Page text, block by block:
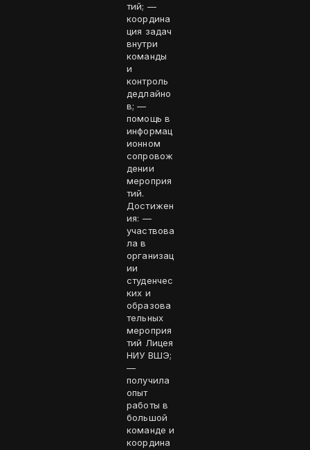
тий; —
координа
ция задач
внутри
команды
и
контроль
дедлайно
в; —
помощь в
информац
ионном
сопровож
дении
мероприя
тий.
Достижен
ия: —
участвова
ла в
организац
ии
студенчес
ких и
образова
тельных
мероприя
тий Лицея
НИУ ВШЭ;
—
получила
опыт
работы в
большой
команде и
координа